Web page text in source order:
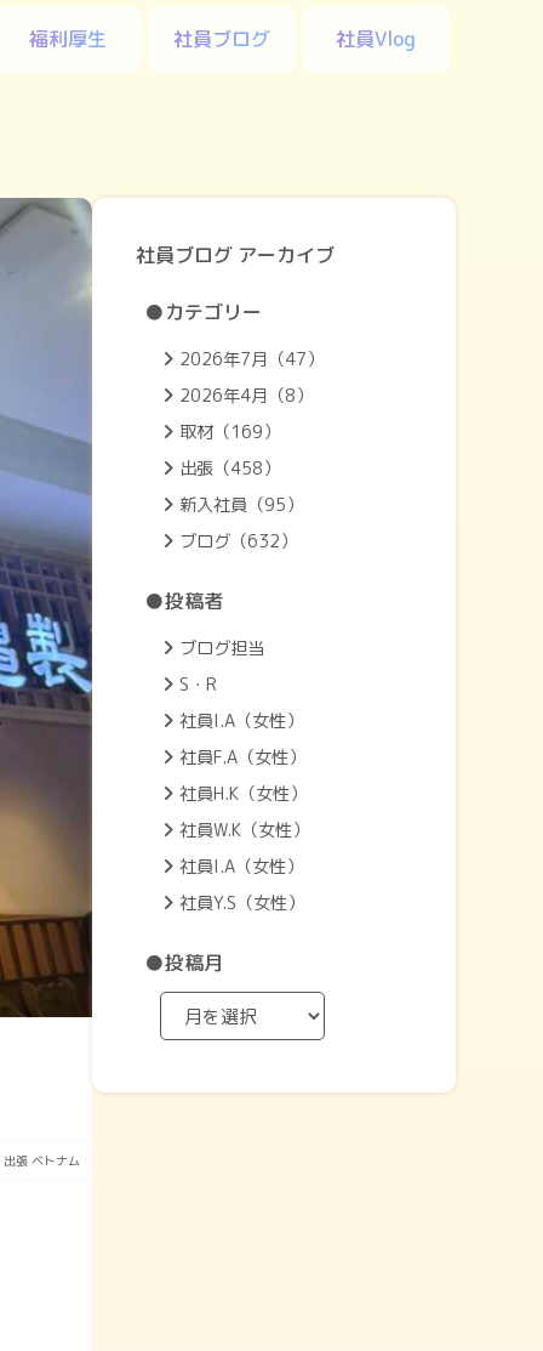
福利厚生 社員ブログ 社員Vlog
出張 ベトナム
社員ブログ アーカイブ
●カテゴリー
2026年7月（47）
2026年4月（8）
取材（169）
出張（458）
新入社員（95）
ブログ（632）
●投稿者
ブログ担当
S・R
社員I.A（女性）
社員F.A（女性）
社員H.K（女性）
社員W.K（女性）
社員I.A（女性）
社員Y.S（女性）
●投稿月